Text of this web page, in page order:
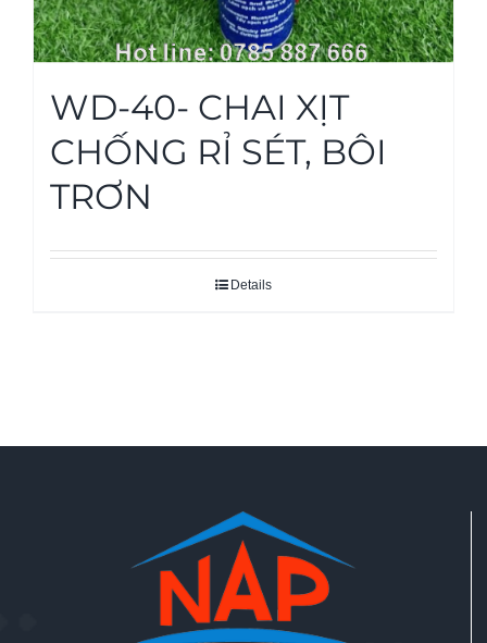
WD-40- CHAI XỊT
CHỐNG RỈ SÉT, BÔI
TRƠN
Details